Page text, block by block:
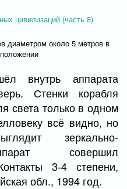
диаметром около 5 метров в
внутрь аппарата
Стенки корабля
света только в одном
всё видно, но
зеркально-
совершил
3-4 степени,
обл., 1994 год.